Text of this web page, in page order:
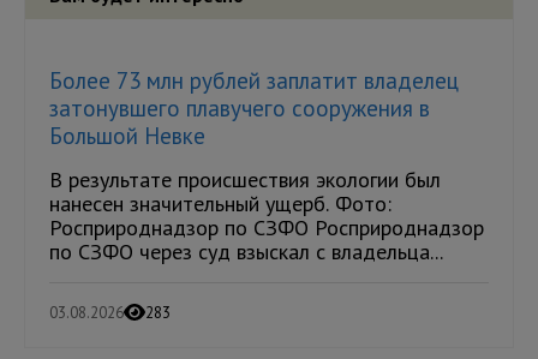
Более 73 млн рублей заплатит владелец
затонувшего плавучего сооружения в
Большой Невке
В результате происшествия экологии был
нанесен значительный ущерб. Фото:
Росприроднадзор по СЗФО Росприроднадзор
по СЗФО через суд взыскал с владельца...
03.08.2026 283